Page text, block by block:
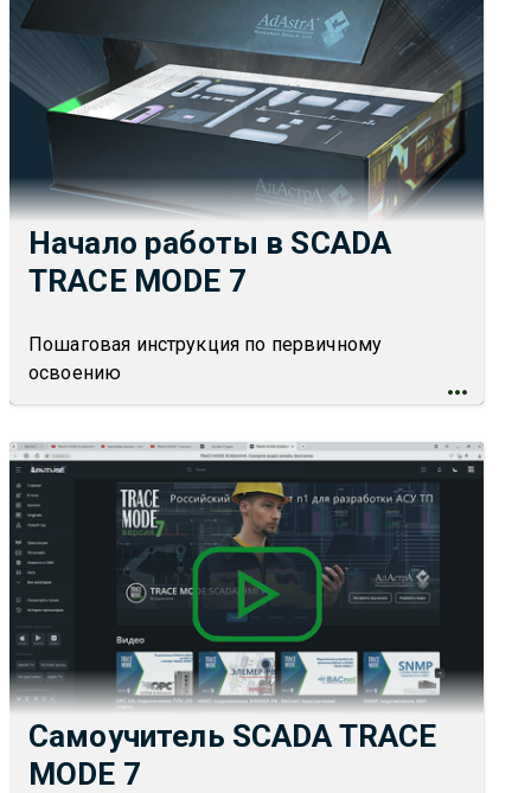
Начало работы в SCADA
TRACE MODE 7
Пошаговая инструкция по первичному
освоению
Самоучитель SCADA TRACE
MODE 7